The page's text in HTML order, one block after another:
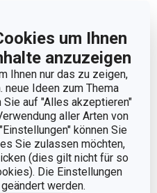
um Ihnen
anzuzeigen
Ihnen nur das zu zeigen,
Ideen zum Thema
Sie auf "Alles akzeptieren"
aller Arten von
können Sie
Sie zulassen möchten,
(dies gilt nicht für so
Die Einstellungen
werden.